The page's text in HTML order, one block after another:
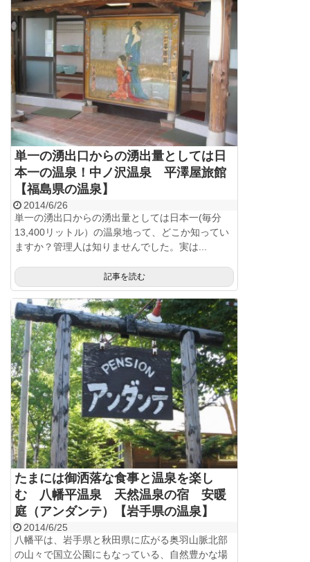
単一の湧出口からの湧出量としては日
本一の温泉！中ノ沢温泉 平澤屋旅館
【福島県の温泉】
2014/6/26
単一の湧出口からの湧出量としては日本一(毎分
13,400リットル）の温泉地って、どこか知ってい
ますか？管理人は知りませんでした。実は...
記事を読む
たまには御洒落な食事と温泉を楽し
む 八幡平温泉 天然温泉の宿 安暖
庭（アンダンテ）【岩手県の温泉】
2014/6/25
八幡平は、岩手県と秋田県に広がる奥羽山脈北部
の山々で国立公園にもなっている、自然豊かな場